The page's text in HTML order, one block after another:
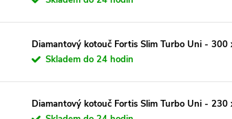
Diamantový kotouč Fortis Slim Turbo Uni - 300
Skladem do 24 hodin
Diamantový kotouč Fortis Slim Turbo Uni - 230